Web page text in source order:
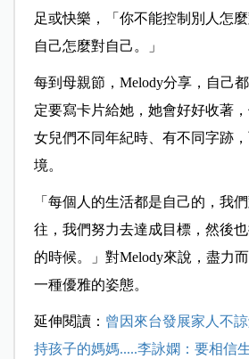
足或快樂，「你不能控制別人怎
自己怎麼對自己。」
每到母親節，Melody分享，自己
定要寫卡片給她，她會好好收著
女兒們不同年紀時、有不同字跡
境。
「每個人的生活都是自己的，我
往，我們努力去達成目標，然後
的時候。」對Melody來說，盡力
一種優雅的姿態。
延伸閱讀： 曾因來台發展家人不
持孩子的媽媽.....李詠嫻：要相信